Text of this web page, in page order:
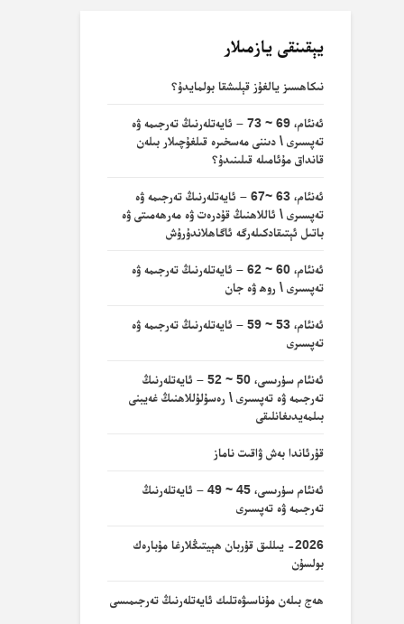
يېقىنقى يازمىلار
نىكاھسىز يالغۇز قېلىشقا بولمايدۇ؟
ئەنئام، 69 ~ 73 – ئايەتلەرنىڭ تەرجىمە ۋە
تەپسىرى \ دىننى مەسخىرە قىلغۇچىلار بىلەن
قانداق مۇئامىلە قىلىنىدۇ؟
ئەنئام، 63 ~67 – ئايەتلەرنىڭ تەرجىمە ۋە
تەپسىرى \ ئاللاھنىڭ قۇدرەت ۋە مەرھەمىتى ۋە
باتىل ئېتىقادكىلەرگە ئاگاھلاندۇرۇش
ئەنئام، 60 ~ 62 – ئايەتلەرنىڭ تەرجىمە ۋە
تەپسىرى \ روھ ۋە جان
ئەنئام، 53 ~ 59 – ئايەتلەرنىڭ تەرجىمە ۋە
تەپسىرى
ئەنئام سۈرىسى، 50 ~ 52 – ئايەتلەرنىڭ
تەرجىمە ۋە تەپسىرى \ رەسۇلۇللاھنىڭ غەيبنى
بىلمەيدىغانلىقى
قۇرئاندا بەش ۋاقىت ناماز
ئەنئام سۈرىسى، 45 ~ 49 – ئايەتلەرنىڭ
تەرجىمە ۋە تەپسىرى
2026- يىللىق قۇربان ھېيتىڭلارغا مۇبارەك
بولسۇن
ھەج بىلەن مۇناسىۋەتلىك ئايەتلەرنىڭ تەرجىمىسى